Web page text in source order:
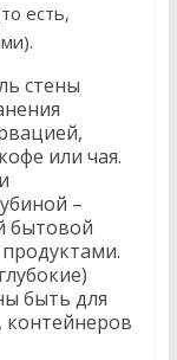
есть,
стены
или чая.
–
бытовой
быть для